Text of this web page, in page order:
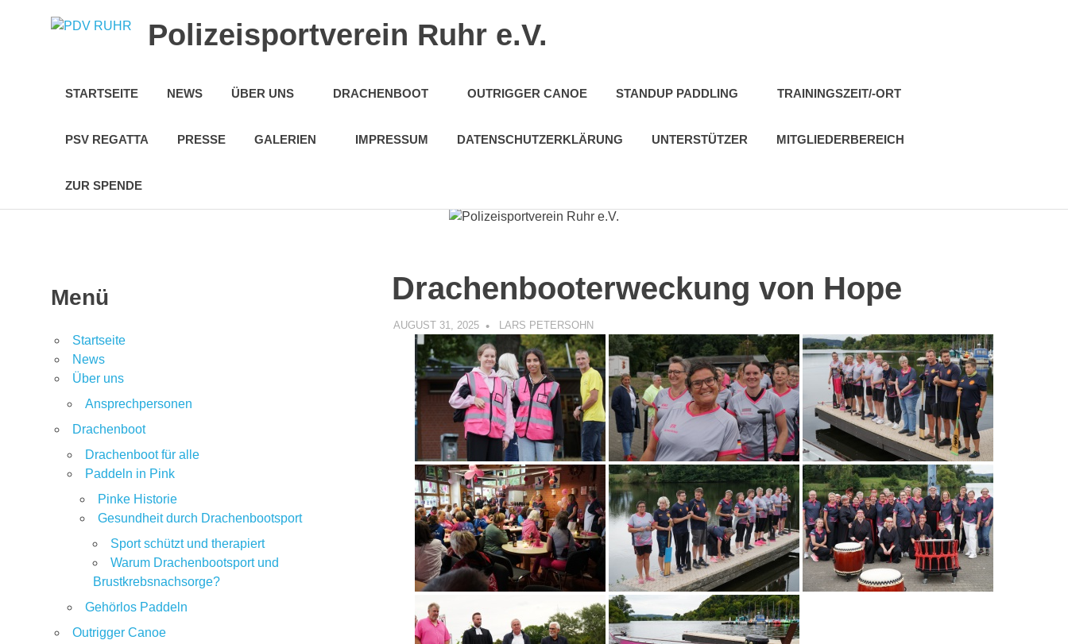
Polizeisportverein Ruhr e.V.
bei
Jedermann!
STARTSEITE NEWS ÜBER UNS DRACHENBOOT OUTRIGGER CANOE STANDUP PADDLING TRAININGSZEIT/-ORT
PSV REGATTA PRESSE GALERIEN IMPRESSUM DATENSCHUTZERKLÄRUNG UNTERSTÜTZER MITGLIEDERBEREICH
ZUR SPENDE
Drachenbooterweckung von Hope
AUGUST 31, 2025 LARS PETERSOHN
Menü
Startseite
News
Über uns
Ansprechpersonen
Drachenboot
Drachenboot für alle
Paddeln in Pink
Pinke Historie
Gesundheit durch Drachenbootsport
Sport schützt und therapiert
Warum Drachenbootsport und
Brustkrebsnachsorge?
Gehörlos Paddeln
Outrigger Canoe